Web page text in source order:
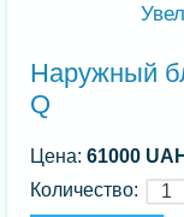
Наружный
Q
Цена:61000 UAH
Количество: